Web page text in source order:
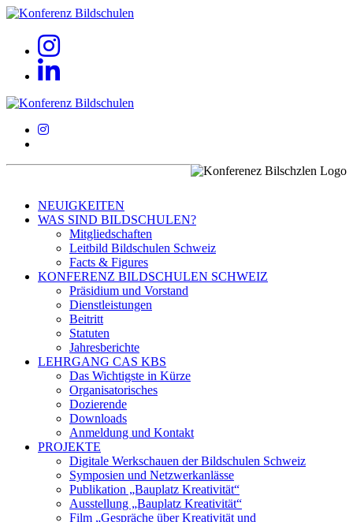
NEUIGKEITEN
WAS SIND BILDSCHULEN?
Mitgliedschaften
Leitbild Bildschulen Schweiz
Facts & Figures
KONFERENZ BILDSCHULEN SCHWEIZ
Präsidium und Vorstand
Dienstleistungen
Beitritt
Statuten
Jahresberichte
LEHRGANG CAS KBS
Das Wichtigste in Kürze
Organisatorisches
Dozierende
Downloads
Anmeldung und Kontakt
PROJEKTE
Digitale Werkschauen der Bildschulen Schweiz
Symposien und Netzwerkanlässe
Publikation „Bauplatz Kreativität“
Ausstellung „Bauplatz Kreativität“
Film „Gespräche über Kreativität und